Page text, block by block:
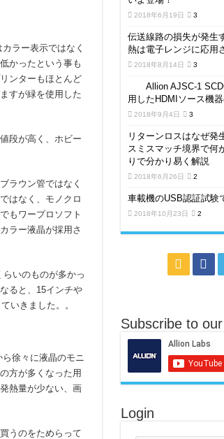
Version 1.3以降への準拠の必要性について
ラー表示ではなく
かったという事も
ンターもほとんど
すが緑を使用した
段が高く、ホビー
ラウン管ではなく
はなく、モノクロ
もワープロソフト
ラー液晶が採用さ
いのものが多かっ
ると、15インチや
いきました。。
徐々に液晶のモニ
方が多くなった用
熱量が少ない、画
うのをためらって
2018年6月19日 3
伝送線路の損失が発生
熱は電子レンジに応用
2018年8月14日 3
Allion AJSC-1
用したHDMIソース機
2018年9月4日 3
リターンロスはなぜ発
スミスマッチ境界で何
りで分かり易く解説
2018年6月26日 2
車載機のUSB認証試験
2018年10月23日 2
Subscribe to
Login